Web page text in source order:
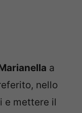
a
nello
e mettere il